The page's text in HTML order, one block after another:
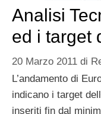
Analisi
ed i target
20 Marzo 2011 di
L’andamento di
indicano i target
inseriti fin dal